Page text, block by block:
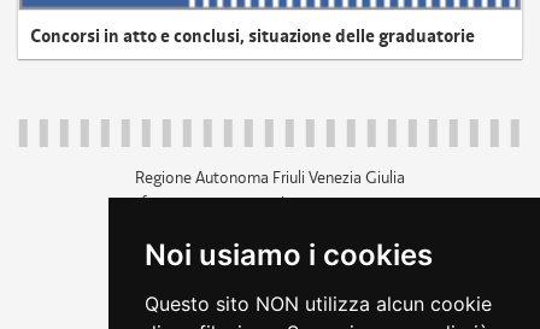
Noi usiamo i cookies
Questo sito NON utilizza alcun cookie
Concorsi in atto e conclusi, situazione delle graduatorie
Regione Autonoma Friuli Venezia Giulia
c.f. 80014930327; p.iva 00526040324
+39 040 3771111